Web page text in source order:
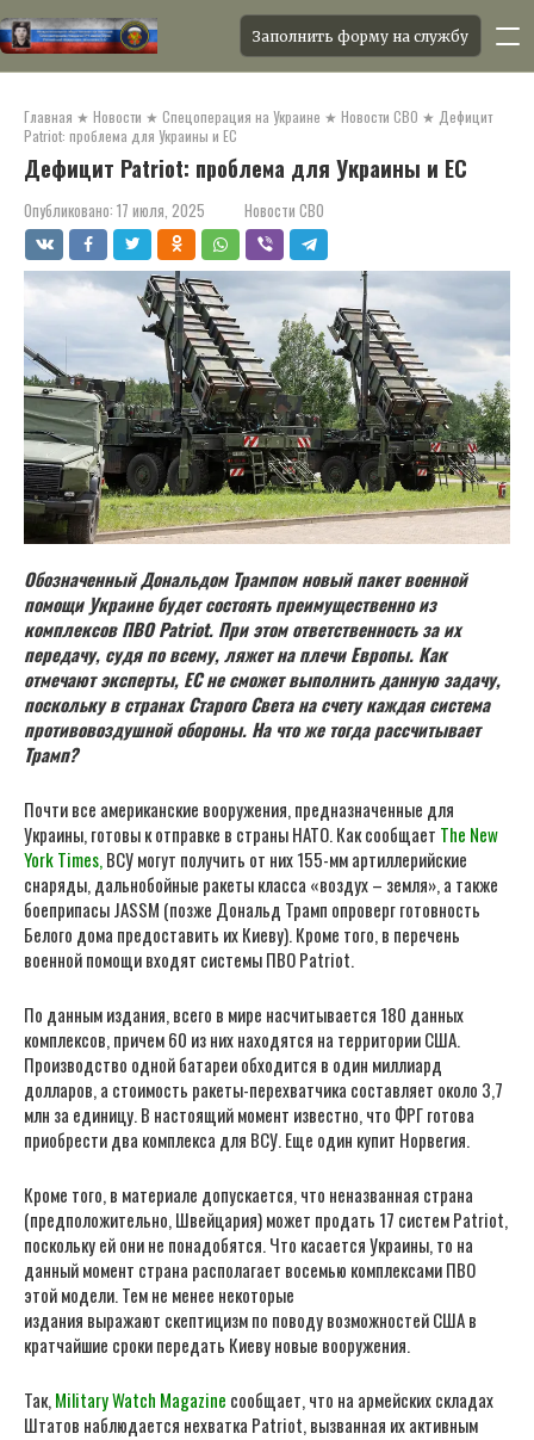
контенту
Заполнить форму на службу
Главная ★ Новости ★ Спецоперация на Украине ★ Новости СВО ★ Дефицит
Patriot: проблема для Украины и ЕС
Дефицит Patriot: проблема для Украины и ЕС
Опубликовано: 17 июля, 2025 Новости СВО
Обозначенный Дональдом Трампом новый пакет военной
помощи Украине будет состоять преимущественно из
комплексов ПВО Patriot. При этом ответственность за их
передачу, судя по всему, ляжет на плечи Европы. Как
отмечают эксперты, ЕС не сможет выполнить данную задачу,
поскольку в странах Старого Света на счету каждая система
противовоздушной обороны. На что же тогда рассчитывает
Трамп?
Почти все американские вооружения, предназначенные для
Украины, готовы к отправке в страны НАТО. Как сообщает The New
York Times,ВСУ могут получить от них 155-мм артиллерийские
снаряды, дальнобойные ракеты класса «воздух – земля», а также
боеприпасы JASSM (позже Дональд Трамп опроверг готовность
Белого дома предоставить их Киеву). Кроме того, в перечень
военной помощи входят системы ПВО Patriot.
По данным издания, всего в мире насчитывается 180 данных
комплексов, причем 60 из них находятся на территории США.
Производство одной батареи обходится в один миллиард
долларов, а стоимость ракеты-перехватчика составляет около 3,7
млн за единицу. В настоящий момент известно, что ФРГ готова
приобрести два комплекса для ВСУ. Еще один купит Норвегия.
Кроме того, в материале допускается, что неназванная страна
(предположительно, Швейцария) может продать 17 систем Patriot,
поскольку ей они не понадобятся. Что касается Украины, то на
данный момент страна располагает восемью комплексами ПВО
этой модели. Тем не менее некоторые
издания выражают скептицизм по поводу возможностей США в
кратчайшие сроки передать Киеву новые вооружения.
Так,Military Watch Magazine сообщает, что на армейских складах
Штатов наблюдается нехватка Patriot, вызванная их активным